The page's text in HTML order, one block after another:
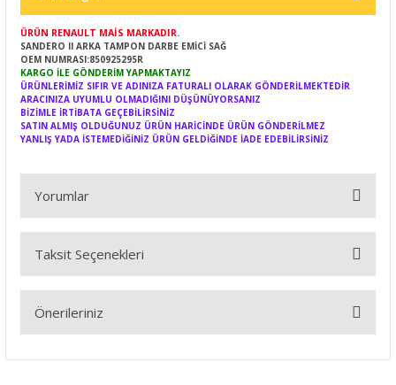
ÜRÜN RENAULT MAİS MARKADIR.
SANDERO II ARKA TAMPON DARBE EMİCİ SAĞ
OEM NUMRASI:850925295R
KARGO İLE GÖNDERİM YAPMAKTAYIZ
ÜRÜNLERİMİZ SIFIR VE ADINIZA FATURALI OLARAK GÖNDERİLMEKTEDİR
ARACINIZA UYUMLU OLMADIĞINI DÜŞÜNÜYORSANIZ
BİZİMLE İRTİBATA GEÇEBİLİRSİNİZ
SATIN ALMIŞ OLDUĞUNUZ ÜRÜN HARİCİNDE ÜRÜN GÖNDERİLMEZ
YANLIŞ YADA İSTEMEDİĞİNİZ ÜRÜN GELDİĞİNDE İADE EDEBİLİRSİNİZ
Yorumlar
Bu ürüne ilk yorumu siz yapın!
Taksit Seçenekleri
Önerileriniz